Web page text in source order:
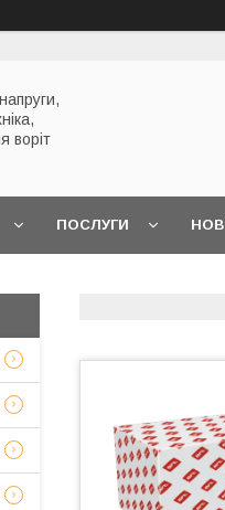
воріт
ПОСЛУГИ